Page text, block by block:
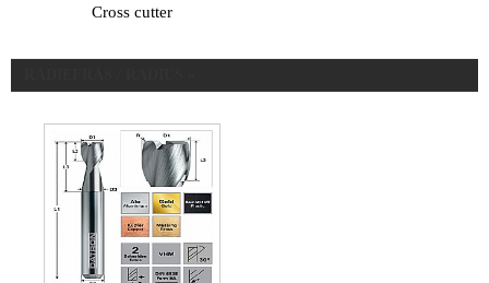
Cross cutter